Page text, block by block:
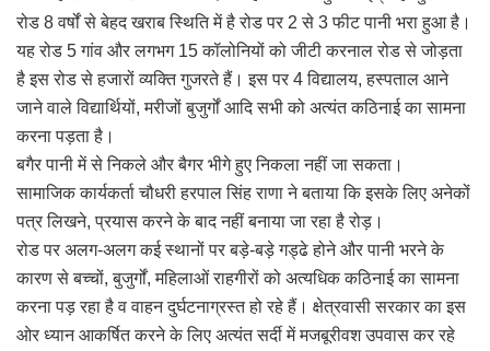
रोड 8 वर्षों से बेहद खराब स्थिति में है रोड पर 2 से 3 फीट पानी भरा हुआ है।
यह रोड 5 गांव और लगभग 15 कॉलोनियों को जीटी करनाल रोड से जोड़ता
है इस रोड से हजारों व्यक्ति गुजरते हैं। इस पर 4 विद्यालय, हस्पताल आने
जाने वाले विद्यार्थियों, मरीजों बुजुर्गों आदि सभी को अत्यंत कठिनाई का सामना
करना पड़ता है।
बगैर पानी में से निकले और बैगर भीगे हुए निकला नहीं जा सकता।
सामाजिक कार्यकर्ता चौधरी हरपाल सिंह राणा ने बताया कि इसके लिए अनेकों
पत्र लिखने, प्रयास करने के बाद नहीं बनाया जा रहा है रोड़।
रोड पर अलग-अलग कई स्थानों पर बड़े-बड़े गड्ढे होने और पानी भरने के
कारण से बच्चों, बुजुर्गों, महिलाओं राहगीरों को अत्यधिक कठिनाई का सामना
करना पड़ रहा है व वाहन दुर्घटनाग्रस्त हो रहे हैं। क्षेत्रवासी सरकार का इस
ओर ध्यान आकर्षित करने के लिए अत्यंत सर्दी में मजबूरीवश उपवास कर रहे